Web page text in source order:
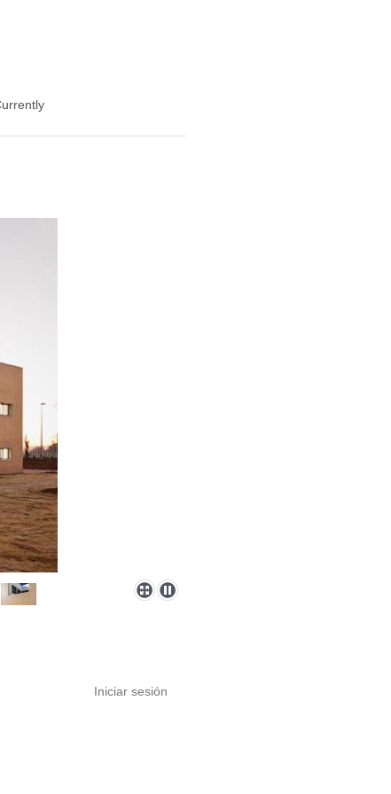
Iniciar sesión